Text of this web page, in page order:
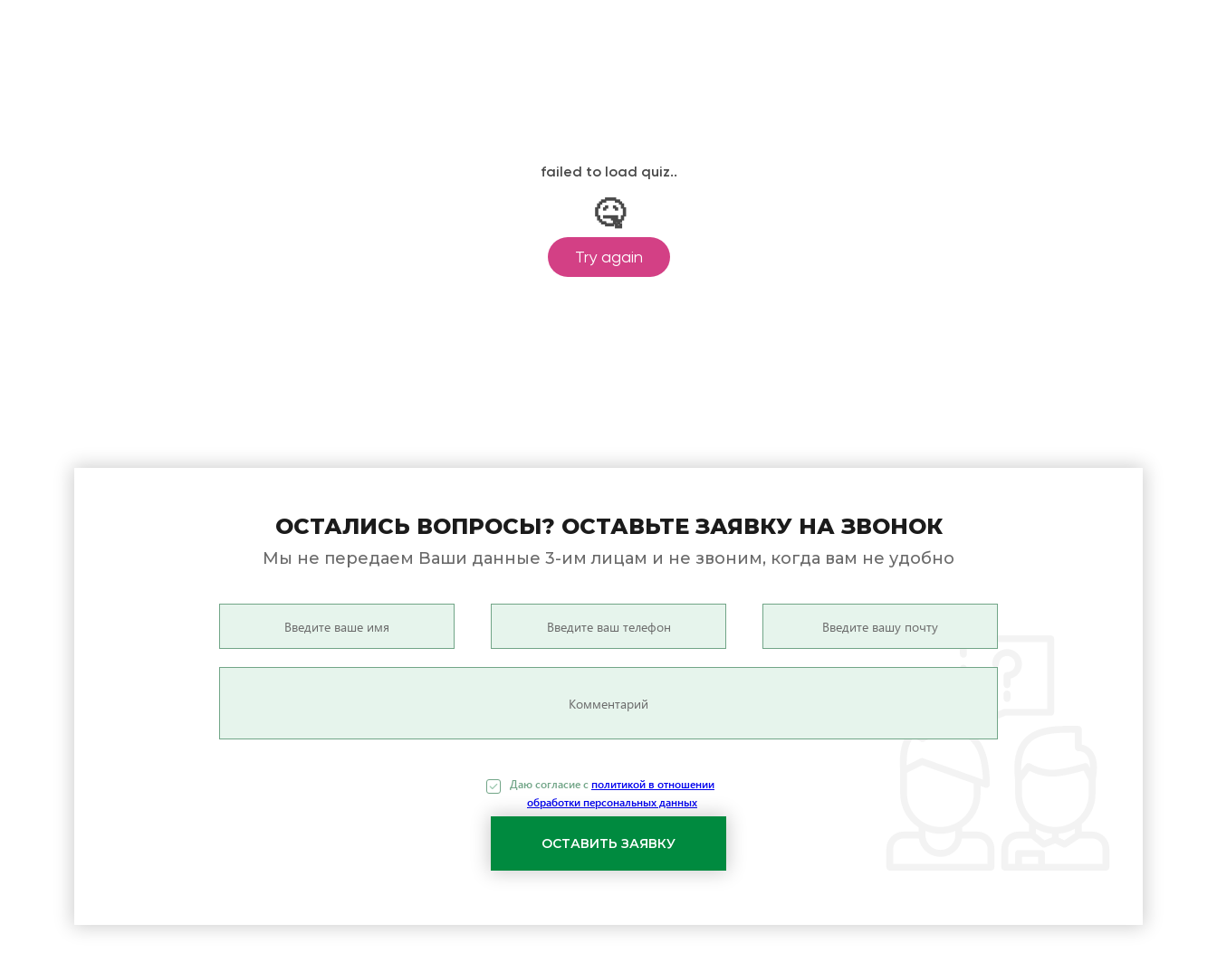
ОСТАЛИСЬ ВОПРОСЫ? ОСТАВЬТЕ ЗАЯВКУ НА ЗВОНОК
Мы не передаем Ваши данные 3-им лицам и не звоним, когда вам не удобно
Даю согласие c политикой в отношении
обработки персональных данных